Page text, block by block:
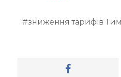
зниження тарифів